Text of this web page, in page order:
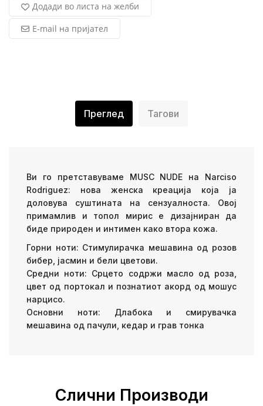
Додади во листа на желби
E-mail на пријател
Преглед Тагови
Ви го претставуваме MUSC NUDE на Narciso
Rodriguez: нова женска креација која ја
доловува суштината на сензуалноста. Овој
примамлив и топол мирис е дизајниран да
биде природен и интимен како втора кожа.
Горни ноти: Стимулирачка мешавина од розов
бибер, јасмин и бели цветови.
Средни ноти: Срцето содржи масло од роза,
цвет од портокал и познатиот акорд од мошус
нарцисо.
Основни ноти: Длабока и смирувачка
мешавина од пачули, кедар и грав тонка
Слични Производи